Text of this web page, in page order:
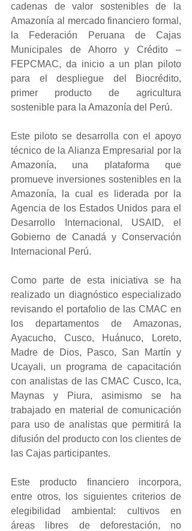
cadenas de valor sostenibles de la
Amazonía al mercado financiero formal,
la Federación Peruana de Cajas
Municipales de Ahorro y Crédito –
FEPCMAC, da inicio a un plan piloto
para el despliegue del Biocrédito,
primer producto de agricultura
sostenible para la Amazonía del Perú.
Este piloto se desarrolla con el apoyo
técnico de la Alianza Empresarial por la
Amazonía, una plataforma que
promueve inversiones sostenibles en la
Amazonía, la cual es liderada por la
Agencia de los Estados Unidos para el
Desarrollo Internacional, USAID, el
Gobierno de Canadá y Conservación
Internacional Perú.
Como parte de esta iniciativa se ha
realizado un diagnóstico especializado
revisando el portafolio de las CMAC en
los departamentos de Amazonas,
Ayacucho, Cusco, Huánuco, Loreto,
Madre de Dios, Pasco, San Martín y
Ucayali, un programa de capacitación
con analistas de las CMAC Cusco, Ica,
Maynas y Piura, asimismo se ha
trabajado en material de comunicación
para uso de analistas que permitirá la
difusión del producto con los clientes de
las Cajas participantes.
Este producto financiero incorpora,
entre otros, los siguientes criterios de
elegibilidad ambiental: cultivos en
áreas libres de deforestación, no